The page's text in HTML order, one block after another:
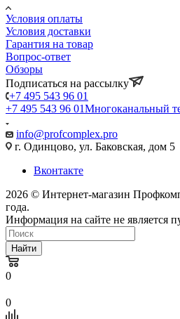
Условия оплаты
Условия доставки
Гарантия на товар
Вопрос-ответ
Обзоры
Подписаться на рассылку
+7 495 543 96 01
+7 495 543 96 01Многоканальный
info@profcomplex.pro
г. Одинцово, ул. Баковская, дом 5
Вконтакте
2026 © Интернет-магазин
года.
Информация на сайте не является
Найти
0
0